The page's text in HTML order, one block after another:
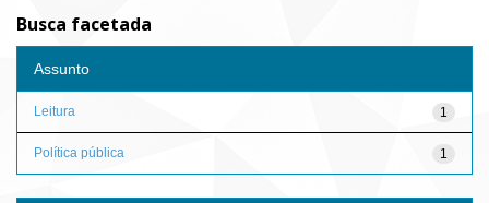
Busca facetada
Assunto
1
Leitura
1
Política pública